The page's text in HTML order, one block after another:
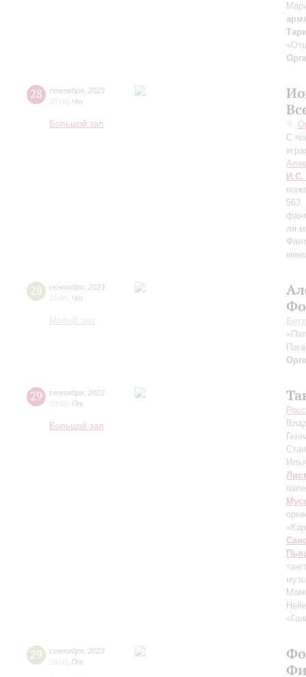
28 сентября 2023
20:00 Чт
Большой зал
С
И.С.
563,
ля
28 сентября 2023
19:00 Чт
Малый зал
29 сентября 2023
20:00 Пт
Большой зал
Лист
29 сентября 2023
19:00 Пт